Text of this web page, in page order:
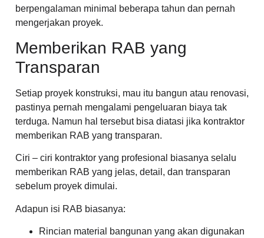
berpengalaman minimal beberapa tahun dan pernah
mengerjakan proyek.
Memberikan RAB yang
Transparan
Setiap proyek konstruksi, mau itu bangun atau renovasi,
pastinya pernah mengalami pengeluaran biaya tak
terduga. Namun hal tersebut bisa diatasi jika kontraktor
memberikan RAB yang transparan.
Ciri – ciri kontraktor yang profesional biasanya selalu
memberikan RAB yang jelas, detail, dan transparan
sebelum proyek dimulai.
Adapun isi RAB biasanya:
Rincian material bangunan yang akan digunakan